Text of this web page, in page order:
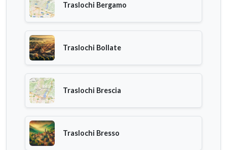
Traslochi Bergamo
Traslochi Bollate
Traslochi Brescia
Traslochi Bresso